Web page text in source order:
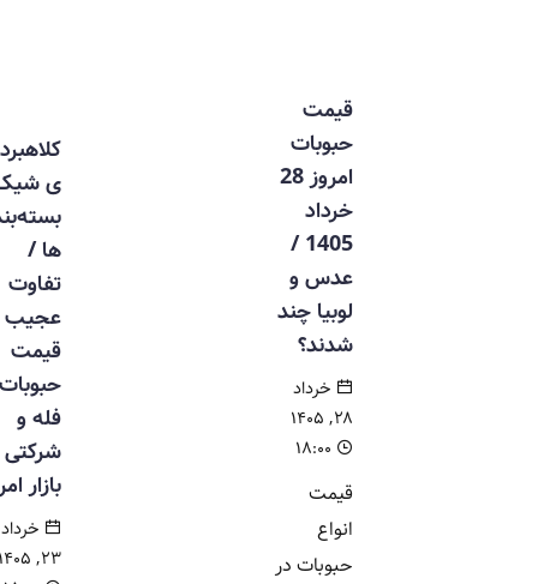
قیمت
حبوبات
امروز 28
خرداد
1405 /
عدس و
لوبیا چند
شدند؟
خرداد
قیمت
انواع
حبوبات در
کلاهبردار
ی شیک
بسته‌بندی‌
ها /
تفاوت
عجیب
قیمت
حبوبات
فله و
شرکتی در
بازار امروز
خرداد